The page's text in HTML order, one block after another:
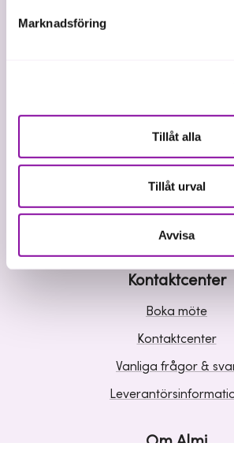
Marknadsföring
Tillåt alla
Tillåt urval
Avvisa
Våra tjänster
Riskkapital
Affärsutveckling
Kunskap och
Kontaktcenter
Boka möte
Kontaktcenter
Vanliga frågor &
Om Almi